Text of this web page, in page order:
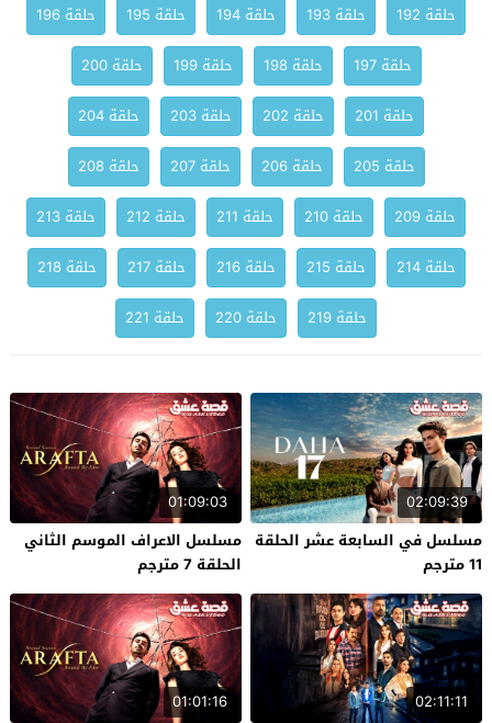
حلقة 192
حلقة 193 حلقة 194 حلقة 195
حلقة 196
حلقة 197
حلقة 198 حلقة 199
حلقة 200
حلقة 201
حلقة 202 حلقة 203
حلقة 204
حلقة 205
حلقة 206 حلقة 207
حلقة 208
حلقة 209
حلقة 210 حلقة 211 حلقة 212
حلقة 213
حلقة 214
حلقة 215 حلقة 216 حلقة 217
حلقة 218
حلقة 219
حلقة 220 حلقة 221
02:09:39
مسلسل في السابعة عشر الحلقة
11 مترجم
01:09:03
مسلسل الاعراف الموسم الثاني
الحلقة 7 مترجم
02:11:11
01:01:16